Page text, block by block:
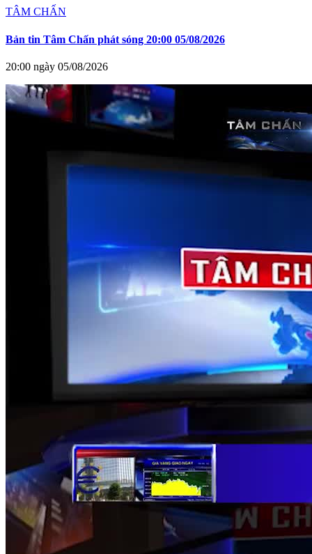
TÂM CHẤN
Bản tin Tâm Chấn phát sóng 20:00 05/08/2026
20:00 ngày 05/08/2026